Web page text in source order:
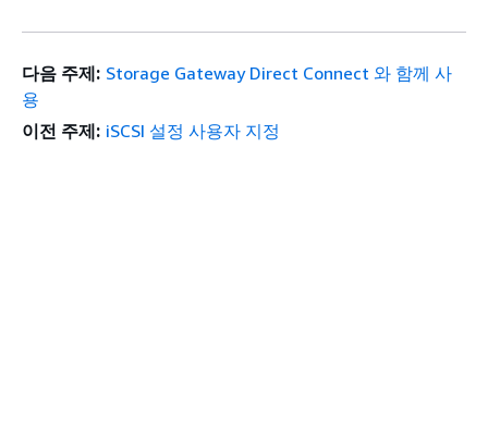
다음 주제: Storage Gateway Direct Connect 와 함께 사
용
이전 주제: iSCSI 설정 사용자 지정